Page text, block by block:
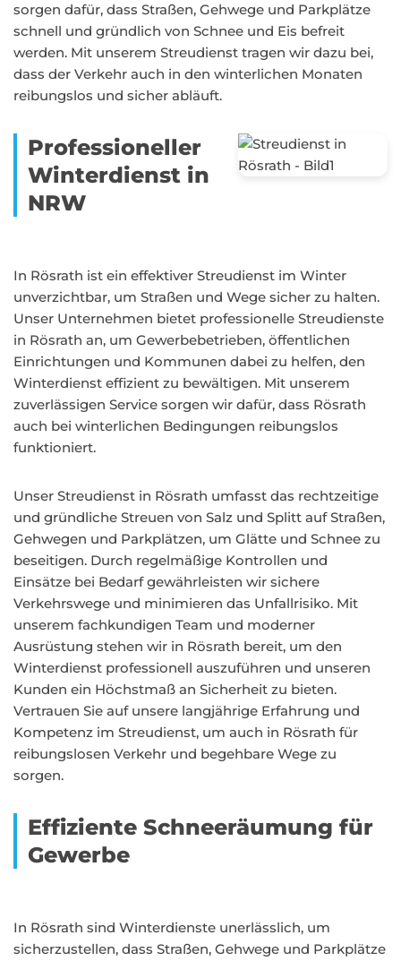
sorgen dafür, dass Straßen, Gehwege und Parkplätze
schnell und gründlich von Schnee und Eis befreit
werden. Mit unserem Streudienst tragen wir dazu bei,
dass der Verkehr auch in den winterlichen Monaten
reibungslos und sicher abläuft.
Professioneller
Winterdienst in
NRW
In Rösrath ist ein effektiver Streudienst im Winter
unverzichtbar, um Straßen und Wege sicher zu halten.
Unser Unternehmen bietet professionelle Streudienste
in Rösrath an, um Gewerbebetrieben, öffentlichen
Einrichtungen und Kommunen dabei zu helfen, den
Winterdienst effizient zu bewältigen. Mit unserem
zuverlässigen Service sorgen wir dafür, dass Rösrath
auch bei winterlichen Bedingungen reibungslos
funktioniert.
Unser Streudienst in Rösrath umfasst das rechtzeitige
und gründliche Streuen von Salz und Splitt auf Straßen,
Gehwegen und Parkplätzen, um Glätte und Schnee zu
beseitigen. Durch regelmäßige Kontrollen und
Einsätze bei Bedarf gewährleisten wir sichere
Verkehrswege und minimieren das Unfallrisiko. Mit
unserem fachkundigen Team und moderner
Ausrüstung stehen wir in Rösrath bereit, um den
Winterdienst professionell auszuführen und unseren
Kunden ein Höchstmaß an Sicherheit zu bieten.
Vertrauen Sie auf unsere langjährige Erfahrung und
Kompetenz im Streudienst, um auch in Rösrath für
reibungslosen Verkehr und begehbare Wege zu
sorgen.
Effiziente Schneeräumung für
Gewerbe
In Rösrath sind Winterdienste unerlässlich, um
sicherzustellen, dass Straßen, Gehwege und Parkplätze